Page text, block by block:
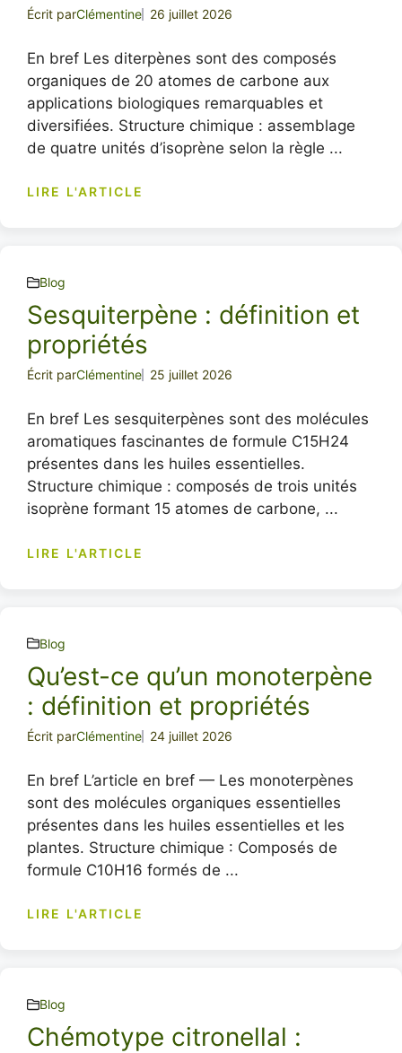
Écrit parClémentine 26 juillet 2026
En bref Les diterpènes sont des composés
organiques de 20 atomes de carbone aux
applications biologiques remarquables et
diversifiées. Structure chimique : assemblage
de quatre unités d’isoprène selon la règle ...
LIRE L'ARTICLE
Blog
Sesquiterpène : définition et
propriétés
Écrit parClémentine 25 juillet 2026
En bref Les sesquiterpènes sont des molécules
aromatiques fascinantes de formule C15H24
présentes dans les huiles essentielles.
Structure chimique : composés de trois unités
isoprène formant 15 atomes de carbone, ...
LIRE L'ARTICLE
Blog
Qu’est-ce qu’un monoterpène
: définition et propriétés
Écrit parClémentine 24 juillet 2026
En bref L’article en bref — Les monoterpènes
sont des molécules organiques essentielles
présentes dans les huiles essentielles et les
plantes. Structure chimique : Composés de
formule C10H16 formés de ...
LIRE L'ARTICLE
Blog
Chémotype citronellal :